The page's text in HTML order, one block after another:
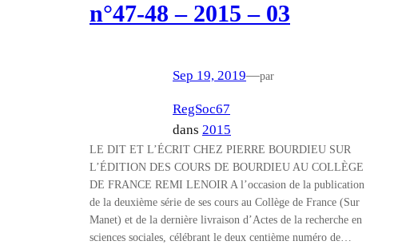
n°47-48 – 2015 – 03
Sep 19, 2019—par
RegSoc67
dans 2015
LE DIT ET L’ÉCRIT CHEZ PIERRE BOURDIEU SUR
L’ÉDITION DES COURS DE BOURDIEU AU COLLÈGE
DE FRANCE REMI LENOIR A l’occasion de la publication
de la deuxième série de ses cours au Collège de France (Sur
Manet) et de la dernière livraison d’Actes de la recherche en
sciences sociales, célébrant le deux centième numéro de…